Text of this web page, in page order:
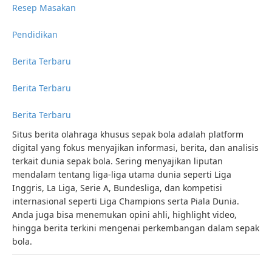
Resep Masakan
Pendidikan
Berita Terbaru
Berita Terbaru
Berita Terbaru
Situs berita olahraga khusus sepak bola adalah platform
digital yang fokus menyajikan informasi, berita, dan analisis
terkait dunia sepak bola. Sering menyajikan liputan
mendalam tentang liga-liga utama dunia seperti Liga
Inggris, La Liga, Serie A, Bundesliga, dan kompetisi
internasional seperti Liga Champions serta Piala Dunia.
Anda juga bisa menemukan opini ahli, highlight video,
hingga berita terkini mengenai perkembangan dalam sepak
bola.